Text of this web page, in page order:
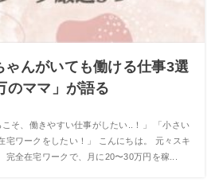
ゃんがいても働ける仕事3選
のママ」が語る
そ、働きやすい仕事がしたい..！」 「小さい
宅ワークをしたい！」 こんにちは。 元々スキ
完全在宅ワークで、月に20〜30万円を稼...